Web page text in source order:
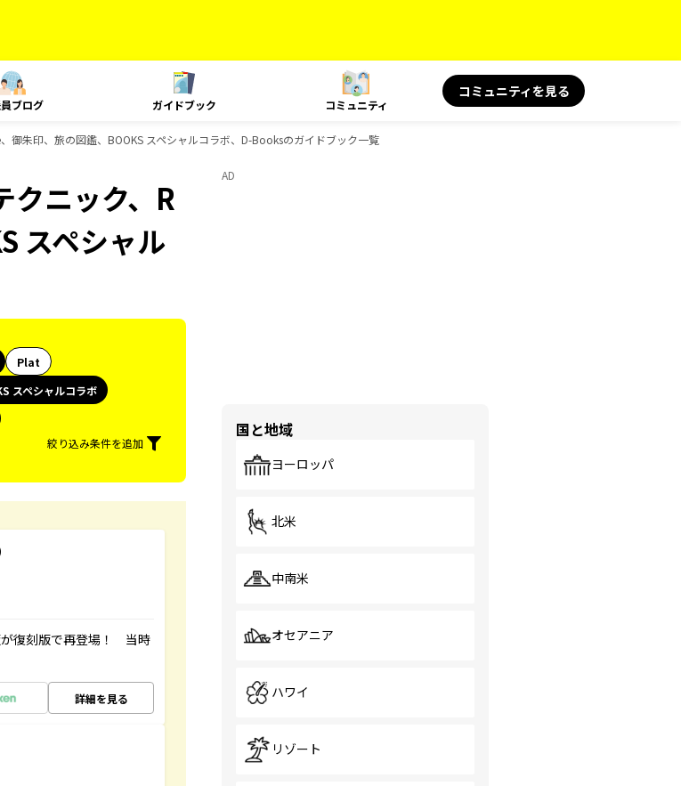
ブログ ガイドブック コミュニティ
コミュニティを見る
朱印、旅の図鑑、BOOKS スペシャルコラボ、D-Booksのガイドブック一覧
ニック、R
スペシャル
Plat
スペシャルコラボ
絞り込み条件を追加
が復刻版で再登場！ 当時
詳細を見る
AD
国と地域
ヨーロッパ
北米
中南米
オセアニア
ハワイ
リゾート